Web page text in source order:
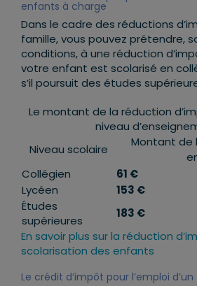
enfants à charge
Dans le cadre des réductions
famille, vous pouvez prétendre,
conditions, à une réduction
votre enfant est scolarisé en
s’il poursuit des études
Le montant de la réduction
niveau
Niveau scolaire
Montant de
Collégien
61 €
Lycéen
153 €
Études
supérieures
183 €
En savoir plus sur la réduction
scolarisation des enfants
Le crédit d’impôt pour l’emploi